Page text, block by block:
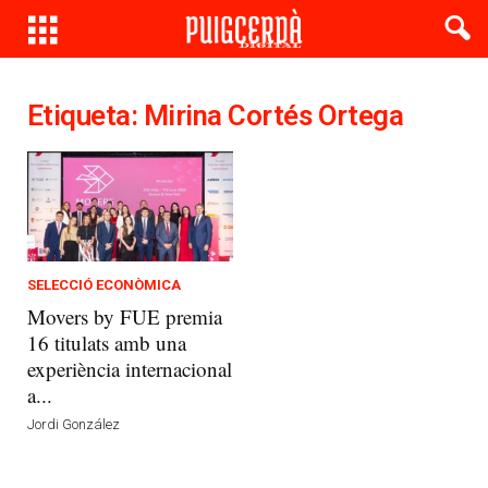
Etiqueta: Mirina Cortés Ortega
SELECCIÓ ECONÒMICA
Movers by FUE premia
16 titulats amb una
experiència internacional
a...
Jordi González